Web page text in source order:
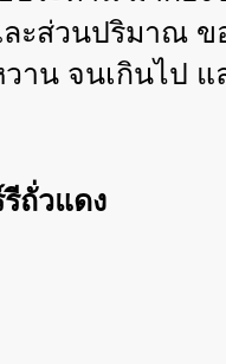
ะส่วนปริมาณ
น จนเกินไป แ
ถั่วแดง